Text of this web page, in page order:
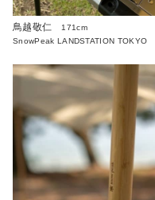
鳥越敬仁
171cm
SnowPeak LANDSTATION TOKYO